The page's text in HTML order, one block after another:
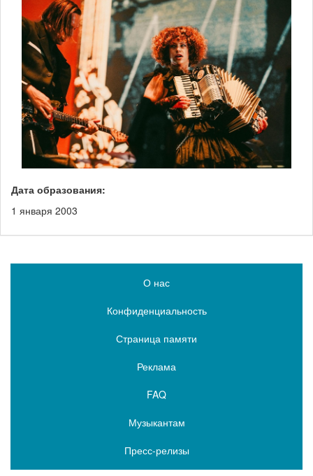
Дата образования:
1 января 2003
О нас
Конфиденциальность
Страница памяти
Реклама
FAQ
Музыкантам
Пресс-релизы